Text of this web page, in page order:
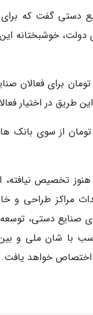
دستی گفت که برای
دولت، خوشبختانه
که ردیف بودجه با رقمی حدود 30
طریق در اختیار
دستی گفت: تسهیلاتی معادل 60
هنوز تخصیص
مراکز طراحی و
صنایع دستی،
با شان ملی و
خواهد یافت.